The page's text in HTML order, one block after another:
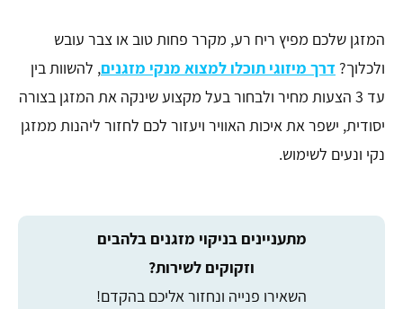
המזגן שלכם מפיץ ריח רע, מקרר פחות טוב או צבר עובש
ולכלוך? דרך מיזוגי תוכלו למצוא מנקי מזגנים, להשוות בין
עד 3 הצעות מחיר ולבחור בעל מקצוע שינקה את המזגן בצורה
יסודית, ישפר את איכות האוויר ויעזור לכם לחזור ליהנות ממזגן
נקי ונעים לשימוש.
מתעניינים בניקוי מזגנים בלהבים
וזקוקים לשירות?
השאירו פנייה ונחזור אליכם בהקדם!